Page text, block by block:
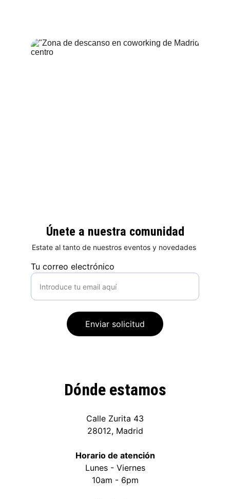
Únete a nuestra comunidad
Tu correo electrónico
Enviar solicitud
Estate al tanto de nuestros eventos y novedades
Dónde estamos
Calle Zurita 43
28012, Madrid
Horario de atención
Lunes - Viernes
10am - 6pm